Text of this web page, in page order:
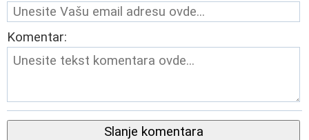
Komentar:
Slanje komentara